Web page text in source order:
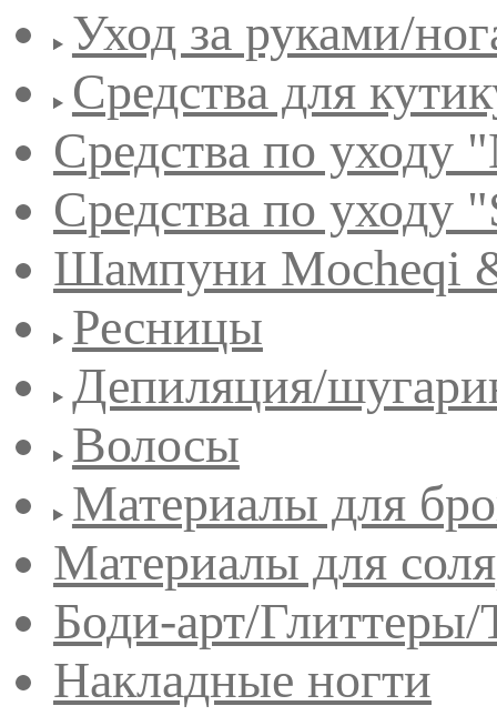
Уход за руками/
Средства для
Средства по уходу
Средства по уходу
Шампуни Mocheqi
Ресницы
Депиляция/
Волосы
Материалы для
Материалы для
Боди-арт/
Накладные ногти